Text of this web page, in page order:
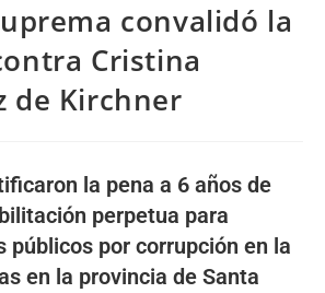
convalidó la
Cristina
de Kirchner
la pena a 6 años de
perpetua para
públicos por corrupción en la
en la provincia de Santa